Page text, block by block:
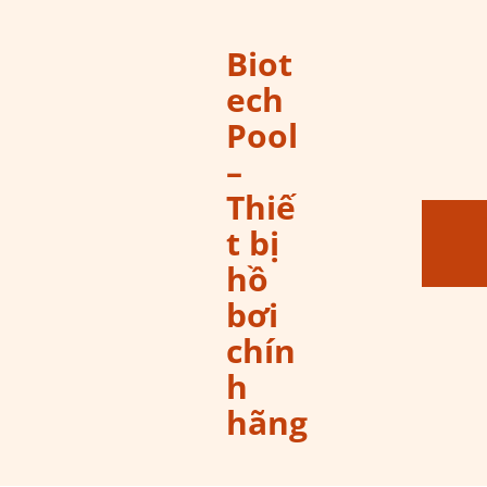
Biot
ech
Pool
–
Thiế
t bị
hồ
bơi
chín
h
hãng